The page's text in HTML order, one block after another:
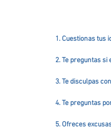
1. Cuestionas tus
2. Te preguntas
3. Te disculpas
4. Te preguntas
5. Ofreces